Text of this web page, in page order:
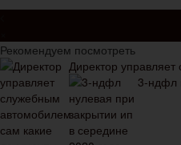
Рекомендуем посмотреть
Директор
3-ндфл